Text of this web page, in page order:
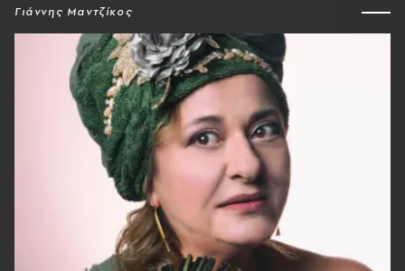
Γιάννης Μαντζίκος